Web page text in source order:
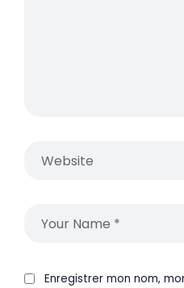
Enregistrer mon nom,